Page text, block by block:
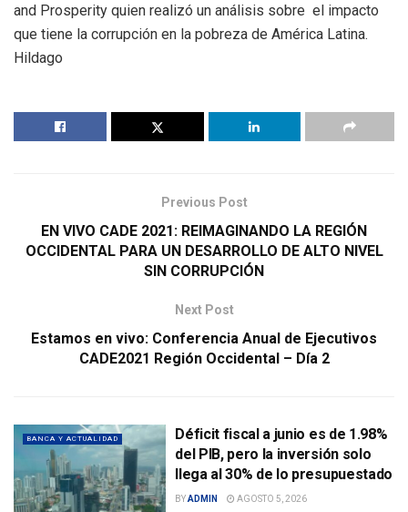
and Prosperity quien realizó un análisis sobre el impacto
que tiene la corrupción en la pobreza de América Latina.
Hildago
Previous Post
EN VIVO CADE 2021: REIMAGINANDO LA REGIÓN
OCCIDENTAL PARA UN DESARROLLO DE ALTO NIVEL
SIN CORRUPCIÓN
Next Post
Estamos en vivo: Conferencia Anual de Ejecutivos
CADE2021​ Región Occidental – Día 2
BANCA Y ACTUALIDAD
Déficit fiscal a junio es de 1.98%
del PIB, pero la inversión solo
llega al 30% de lo presupuestado
BYADMIN AGOSTO 5, 2026